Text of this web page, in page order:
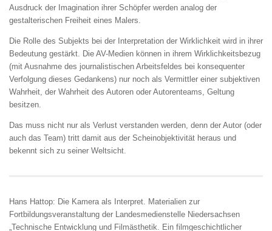
Ausdruck der Imagination ihrer Schöpfer werden analog der
gestalterischen Freiheit eines Malers.
Die Rolle des Subjekts bei der Interpretation der Wirklichkeit wird in ihrer
Bedeutung gestärkt. Die AV-Medien können in ihrem Wirklichkeitsbezug
(mit Ausnahme des journalistischen Arbeitsfeldes bei konsequenter
Verfolgung dieses Gedankens) nur noch als Vermittler einer subjektiven
Wahrheit, der Wahrheit des Autoren oder Autorenteams, Geltung
besitzen.
Das muss nicht nur als Verlust verstanden werden, denn der Autor (oder
auch das Team) tritt damit aus der Scheinobjektivität heraus und
bekennt sich zu seiner Weltsicht.
Hans Hattop: Die Kamera als Interpret. Materialien zur
Fortbildungsveranstaltung der Landesmedienstelle Niedersachsen
„Technische Entwicklung und Filmästhetik. Ein filmgeschichtlicher